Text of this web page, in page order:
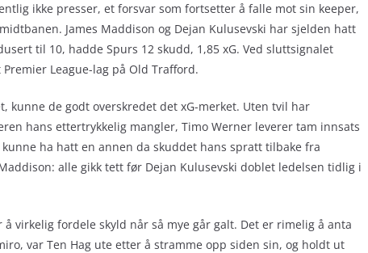
ikke presser, et forsvar som fortsetter å falle mot sin keeper,
James Maddison og Dejan Kulusevski har sjelden hatt
til 10, hadde Spurs 12 skudd, 1,85 xG. Ved sluttsignalet
League-lag på Old Trafford.
kunne de godt overskredet det xG-merket. Uten tvil har
hans ettertrykkelig mangler, Timo Werner leverer tam innsats
ha hatt en annen da skuddet hans spratt tilbake fra
alle gikk tett før Dejan Kulusevski doblet ledelsen tidlig i
virkelig fordele skyld når så mye går galt. Det er rimelig å anta
var Ten Hag ute etter å stramme opp siden sin, og holdt ut